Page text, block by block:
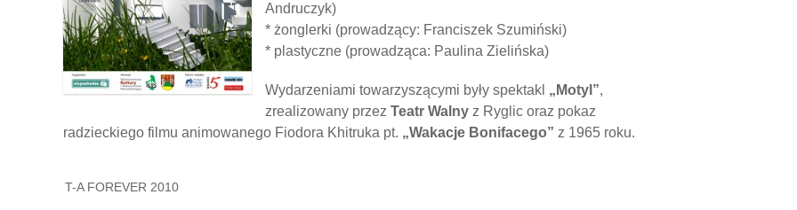
Andruczyk)
* żonglerki (prowadzący: Franciszek Szumiński)
* plastyczne (prowadząca: Paulina Zielińska)
Wydarzeniami towarzyszącymi były spektakl „Motyl”,
zrealizowany przez Teatr Walny z Ryglic oraz pokaz
radzieckiego filmu animowanego Fiodora Khitruka pt. „Wakacje Bonifacego” z 1965 roku.
T-A FOREVER 2010